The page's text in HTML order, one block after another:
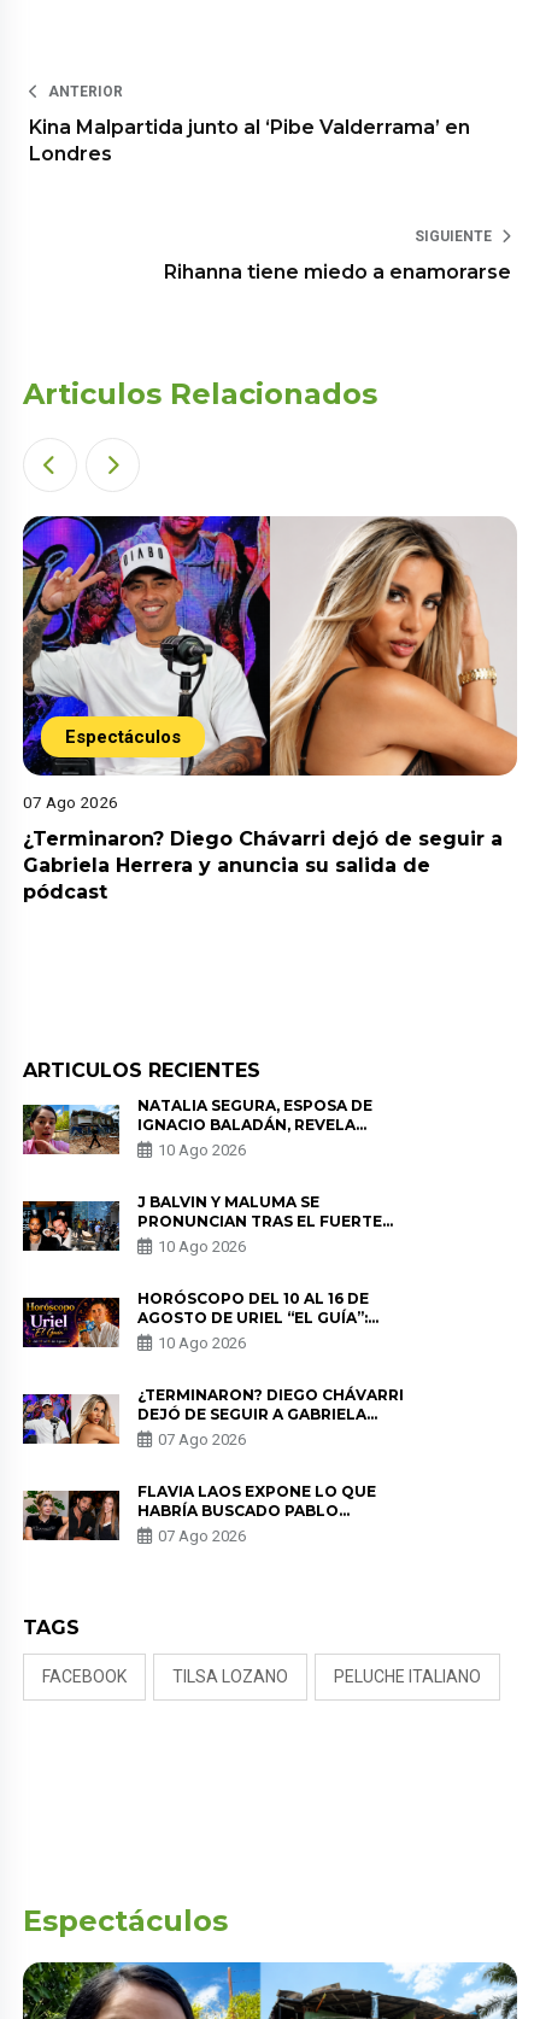
ANTERIOR
Kina Malpartida junto al ‘Pibe Valderrama’ en
Londres
SIGUIENTE
Rihanna tiene miedo a enamorarse
Articulos Relacionados
Espectáculos
07 Ago 2026
¿Terminaron? Diego Chávarri dejó de seguir a
Gabriela Herrera y anuncia su salida de
pódcast
ARTICULOS RECIENTES
NATALIA SEGURA, ESPOSA DE
IGNACIO BALADÁN, REVELA
COMO VIVIÓ EL TERREMOTO EN
COLOMBIA: “NO ME PODÍA
10 Ago 2026
J BALVIN Y MALUMA SE
PRONUNCIAN TRAS EL FUERTE
TERREMOTO EN COLOMBIA:
“VAMOS A MOVERNOS PARA
10 Ago 2026
HORÓSCOPO DEL 10 AL 16 DE
AGOSTO DE URIEL “EL GUÍA”:
PREDICCIONES PARA TODOS LOS
SIGNOS DEL ZODIACO AQUÍ
10 Ago 2026
¿TERMINARON? DIEGO CHÁVARRI
DEJÓ DE SEGUIR A GABRIELA
HERRERA Y ANUNCIA SU SALIDA
DE PÓDCAST
07 Ago 2026
FLAVIA LAOS EXPONE LO QUE
HABRÍA BUSCADO PABLO
HEREDIA CON ALE FULLER: “UNA
DE LAS PARTES QUERÍA EL
07 Ago 2026
TAGS
FACEBOOK TILSA LOZANO PELUCHE ITALIANO
Espectáculos